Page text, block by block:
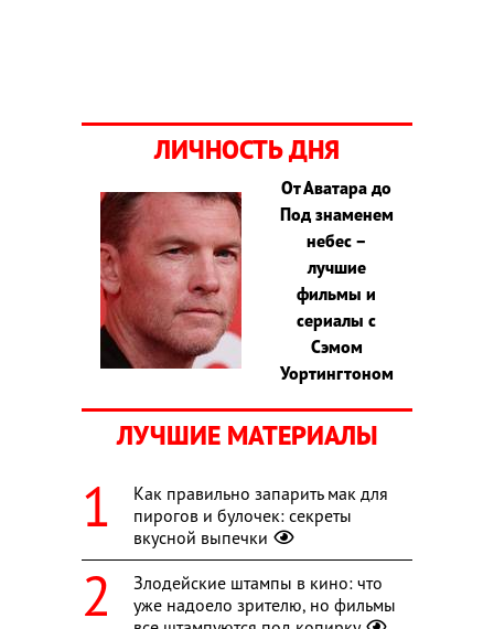
ЛИЧНОСТЬ ДНЯ
От Аватара до
Под знаменем
небес –
лучшие
фильмы и
сериалы с
Сэмом
Уортингтоном
ЛУЧШИЕ МАТЕРИАЛЫ
Как правильно запарить мак для
пирогов и булочек: секреты
вкусной выпечки
Злодейские штампы в кино: что
уже надоело зрителю, но фильмы